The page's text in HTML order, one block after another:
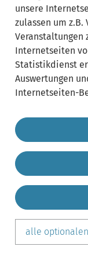
Gemeinde
unsere
zulassen um
Veranstaltungen
Internetseiten
Statistikdienst
Auswertungen
Internetseiten-
alle